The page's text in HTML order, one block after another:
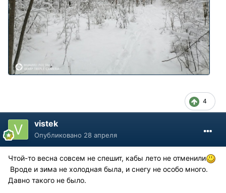
4
vistek
Опубликовано 28 апреля
Чтой-то весна совсем не спешит, кабы лето не отменили
Вроде и зима не холодная была, и снегу не особо много.
Давно такого не было.